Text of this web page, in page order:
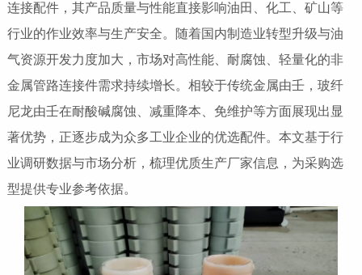
连接配件，其产品质量与性能直接影响油田、化工、矿山等
行业的作业效率与生产安全。随着国内制造业转型升级与油
气资源开发力度加大，市场对高性能、耐腐蚀、轻量化的非
金属管路连接件需求持续增长。相较于传统金属由壬，玻纤
尼龙由壬在耐酸碱腐蚀、减重降本、免维护等方面展现出显
著优势，正逐步成为众多工业企业的优选配件。本文基于行
业调研数据与市场分析，梳理优质生产厂家信息，为采购选
型提供专业参考依据。